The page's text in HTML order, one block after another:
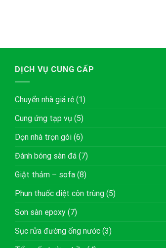
DỊCH VỤ CUNG CẤP
Chuyển nhà giá rẻ (1)
Cung ứng tạp vụ (5)
Dọn nhà trọn gói (6)
Đánh bóng sàn đá (7)
Giặt thảm – sofa (8)
Phun thuốc diệt côn trùng (5)
Sơn sàn epoxy (7)
Sục rửa đường ống nước (3)